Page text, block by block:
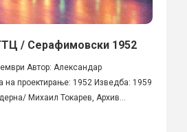
/ Серафимовски 1952
Автор: Александар
на проектирање: 1952 Изведба: 1959
Михаил Токарев, Архив...